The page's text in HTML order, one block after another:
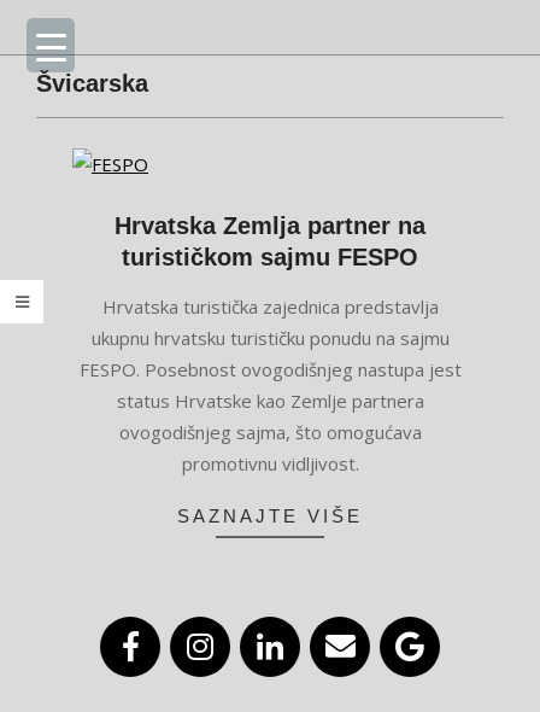
Skip
content
Primary
Navigation
MenuŠvicarska
Hrvatska Zemlja partner na
turističkom sajmu FESPO
Hrvatska turistička zajednica predstavlja
ukupnu hrvatsku turističku ponudu na sajmu
FESPO. Posebnost ovogodišnjeg nastupa jest
status Hrvatske kao Zemlje partnera
ovogodišnjeg sajma, što omogućava
promotivnu vidljivost.
SAZNAJTE VIŠE